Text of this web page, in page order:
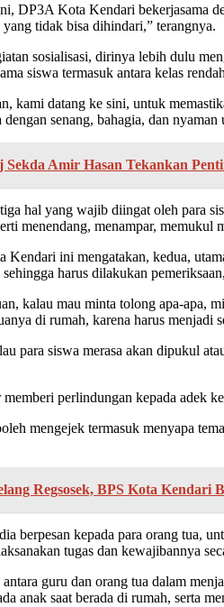
DP3A Kota Kendari bekerjasama
tidak bisa dihindari,” terangnya.
sosialisasi, dirinya lebih dulu
siswa termasuk antara kelas
kami datang ke sini, untuk
senang, bahagia, dan
Sekda Amir Hasan Tekankan
hal yang wajib diingat oleh para
menendang, menampar,
ini mengatakan, kedua,
harus dilakukan
kalau mau minta tolong apa-apa,
di rumah, karena harus menjadi
para siswa merasa akan dipukul
perlindungan kepada adek
mengejek termasuk menyapa
Regsosek, BPS Kota Kendari
berpesan kepada para orang tua,
tugas dan kewajibannya
antara guru dan orang tua dalam
anak saat berada di rumah, serta